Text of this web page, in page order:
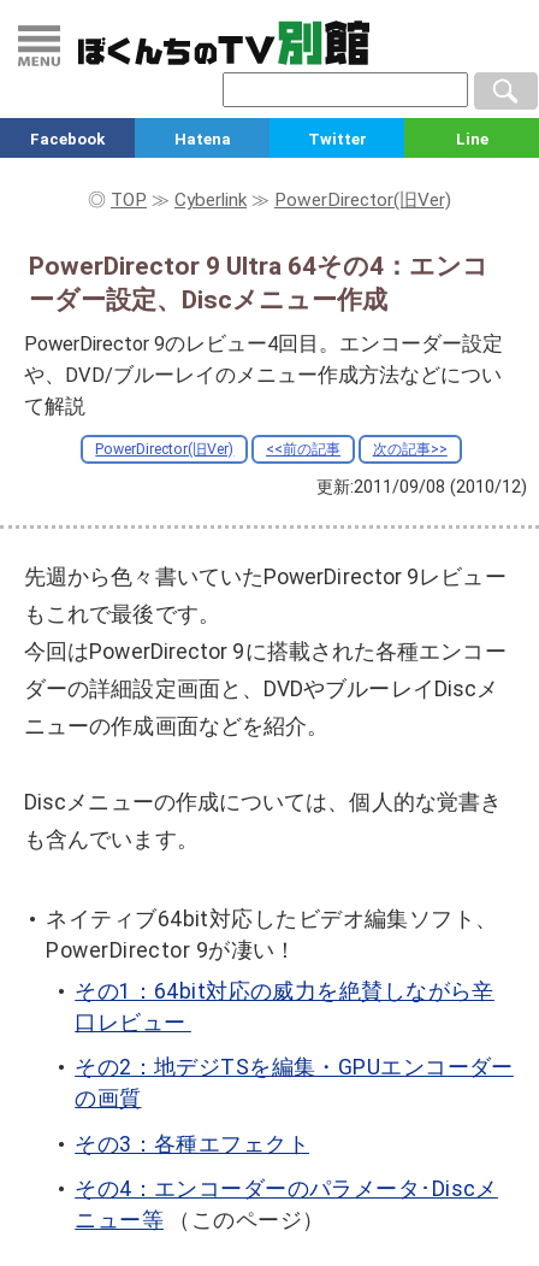
Facebook Hatena Twitter Line
◎ TOP ≫ Cyberlink ≫ PowerDirector(旧Ver)
PowerDirector 9 Ultra 64その4：エンコ
ーダー設定、Discメニュー作成
PowerDirector 9のレビュー4回目。エンコーダー設定
や、DVD/ブルーレイのメニュー作成方法などについ
て解説
PowerDirector(旧Ver) <<前の記事 次の記事>>
更新:2011/09/08 (2010/12)
先週から色々書いていたPowerDirector 9レビュー
もこれで最後です。
今回はPowerDirector 9に搭載された各種エンコー
ダーの詳細設定画面と、DVDやブルーレイDiscメ
ニューの作成画面などを紹介。
Discメニューの作成については、個人的な覚書き
も含んでいます。
ネイティブ64bit対応したビデオ編集ソフト、
PowerDirector 9が凄い！
その1：64bit対応の威力を絶賛しながら辛
口レビュー
その2：地デジTSを編集・GPUエンコーダー
の画質
その3：各種エフェクト
その4：エンコーダーのパラメータ･Discメ
ニュー等（このページ）